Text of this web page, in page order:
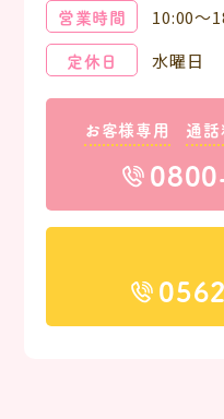
営業時間
10:00～
定休日
水曜日
お客様専用 通